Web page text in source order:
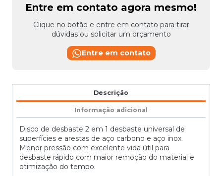
Entre em contato agora mesmo!
Clique no botão e entre em contato para tirar
dúvidas ou solicitar um orçamento
Entre em contato
Descrição
Informação adicional
Disco de desbaste 2 em 1 desbaste universal de
superfícies e arestas de aço carbono e aço inox.
Menor pressão com excelente vida útil para
desbaste rápido com maior remoção do material e
otimização do tempo.